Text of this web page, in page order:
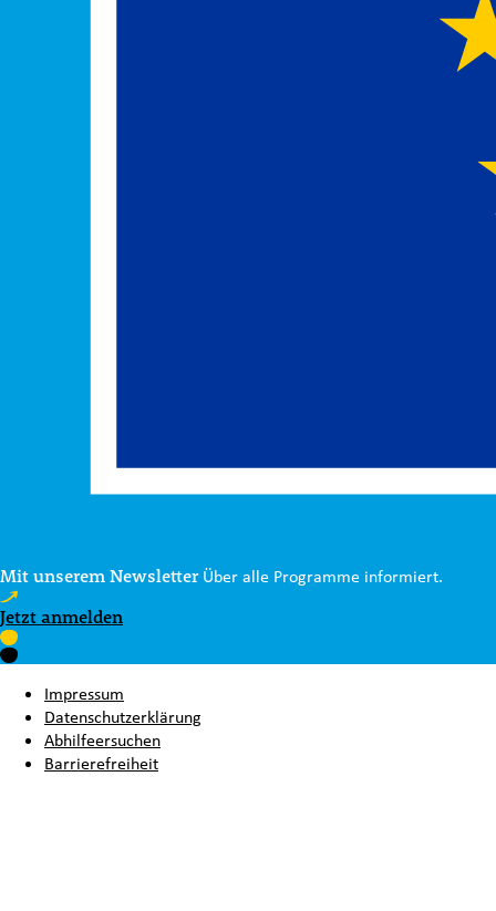
Mit unserem Newsletter Über alle Programme informiert.
Jetzt anmelden
Impressum
Datenschutzerklärung
Abhilfeersuchen
Barrierefreiheit